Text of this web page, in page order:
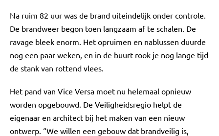
Na ruim 82 uur was de brand uiteindelijk onder controle.
De brandweer begon toen langzaam af te schalen. De
ravage bleek enorm. Het opruimen en nablussen duurde
nog een paar weken, en in de buurt rook je nog lange tijd
de stank van rottend vlees.
Het pand van Vice Versa moet nu helemaal opnieuw
worden opgebouwd. De Veiligheidsregio helpt de
eigenaar en architect bij het maken van een nieuw
ontwerp. “We willen een gebouw dat brandveilig is,